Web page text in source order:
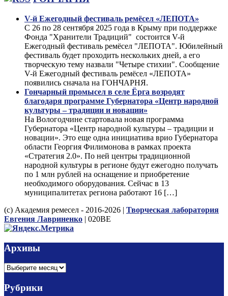
V-й Ежегодный фестиваль ремёсел «ЛЕПОТА»
С 26 по 28 сентября 2025 года в Крыму при поддержке
Фонда "Хранители Традиций" состоится V-й
Ежегодный фестиваль ремёсел "ЛЕПОТА". Юбилейный
фестиваль будет проходить нескольких дней, а его
творческую тему назвали "Четыре стихии". Сообщение
V-й Ежегодный фестиваль ремёсел «ЛЕПОТА»
появились сначала на ГОНЧАРНЯ.
Гончарный промысел в селе Ёрга возродят
благодаря программе Губернатора «Центр народной
культуры – традиции и новации»
На Вологодчине стартовала новая программа
Губернатора «Центр народной культуры – традиции и
новации». Это еще одна инициатива врио Губернатора
области Георгия Филимонова в рамках проекта
«Стратегия 2.0». По ней центры традиционной
народной культуры в регионе будут ежегодно получать
по 1 млн рублей на оснащение и приобретение
необходимого оборудования. Сейчас в 13
муниципалитетах региона работают 16 […]
(с) Академия ремесел - 2016-2026 | Творческая лаборатория
Евгения Лавриненко | 020BE
Архивы
Архивы
Рубрики